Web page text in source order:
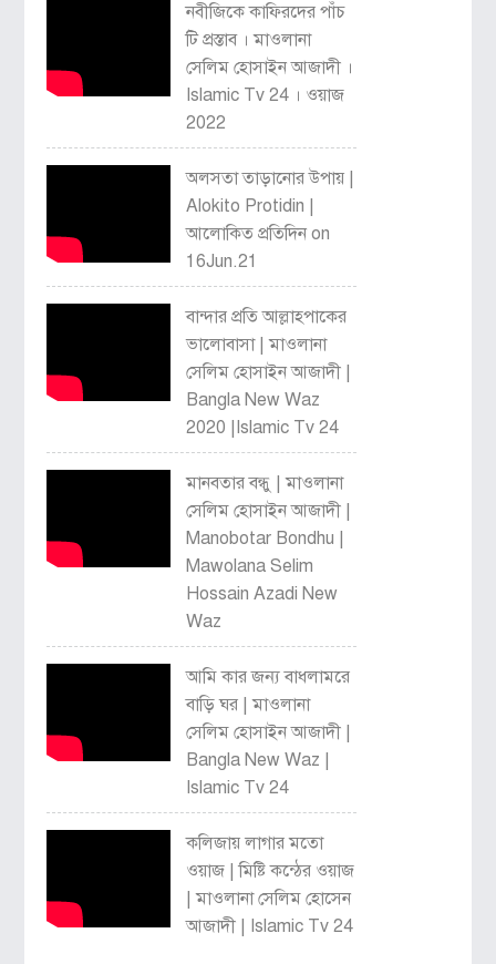
নবীজিকে কাফিরদের পাঁচ
টি প্রস্তাব । মাওলানা
সেলিম হোসাইন আজাদী ।
Islamic Tv 24 । ওয়াজ
2022
অলসতা তাড়ানোর উপায় |
Alokito Protidin |
আলোকিত প্রতিদিন on
16Jun.21
বান্দার প্রতি আল্লাহপাকের
ভালোবাসা | মাওলানা
সেলিম হোসাইন আজাদী |
Bangla New Waz
2020 |Islamic Tv 24
মানবতার বন্ধু | মাওলানা
সেলিম হোসাইন আজাদী |
Manobotar Bondhu |
Mawolana Selim
Hossain Azadi New
Waz
আমি কার জন্য বাধলামরে
বাড়ি ঘর | মাওলানা
সেলিম হোসাইন আজাদী |
Bangla New Waz |
Islamic Tv 24
কলিজায় লাগার মতো
ওয়াজ | মিষ্টি কন্ঠের ওয়াজ
| মাওলানা সেলিম হোসেন
আজাদী | Islamic Tv 24